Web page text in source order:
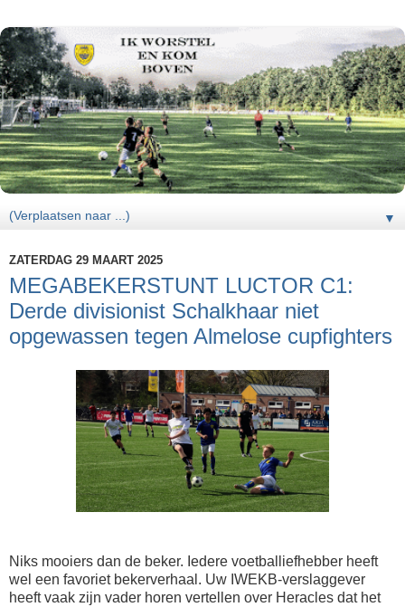
▼
ZATERDAG 29 MAART 2025
MEGABEKERSTUNT LUCTOR C1:
Derde divisionist Schalkhaar niet
opgewassen tegen Almelose cupfighters
Niks mooiers dan de beker. Iedere voetballiefhebber heeft
wel een favoriet bekerverhaal. Uw IWEKB-verslaggever
heeft vaak zijn vader horen vertellen over Heracles dat het